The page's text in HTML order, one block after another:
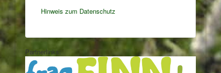
Hinweis zum Datenschutz
Partnerlinks: